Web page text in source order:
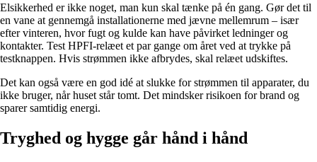
Elsikkerhed er ikke noget, man kun skal tænke på én gang. Gør det til
en vane at gennemgå installationerne med jævne mellemrum – især
efter vinteren, hvor fugt og kulde kan have påvirket ledninger og
kontakter. Test HPFI-relæet et par gange om året ved at trykke på
testknappen. Hvis strømmen ikke afbrydes, skal relæet udskiftes.
Det kan også være en god idé at slukke for strømmen til apparater, du
ikke bruger, når huset står tomt. Det mindsker risikoen for brand og
sparer samtidig energi.
Tryghed og hygge går hånd i hånd